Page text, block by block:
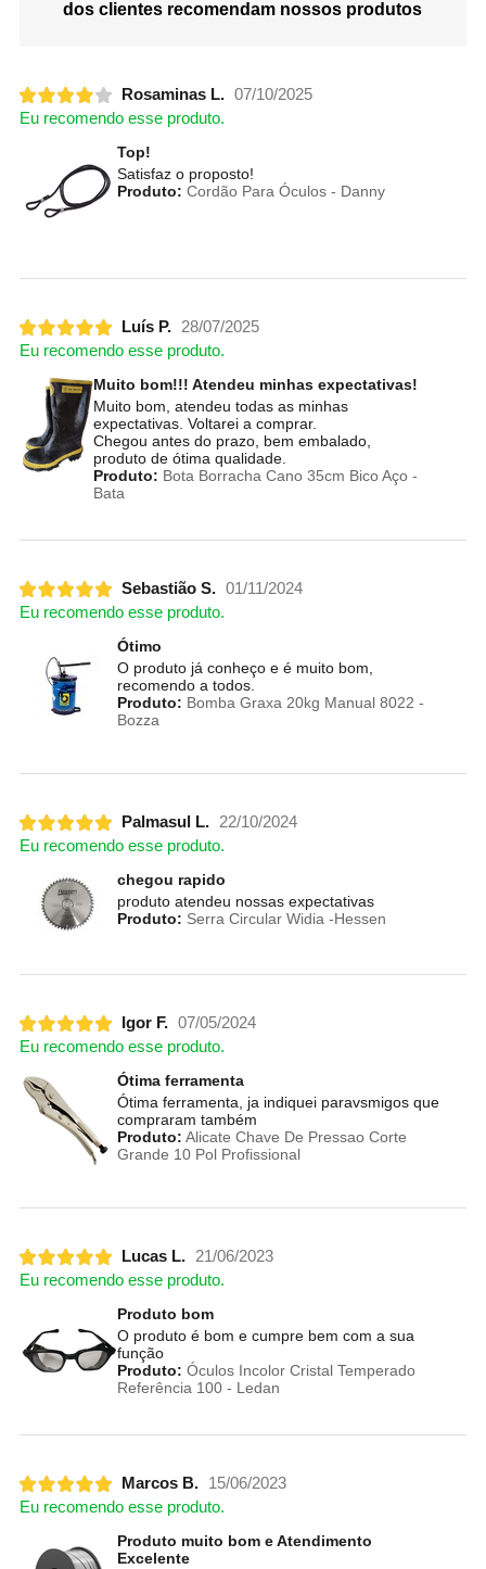
dos clientes recomendam nossos produtos
Rosaminas L. 07/10/2025
Eu recomendo esse produto.
Top!
Satisfaz o proposto!
Produto: Cordão Para Óculos - Danny
Luís P. 28/07/2025
Eu recomendo esse produto.
Muito bom!!! Atendeu minhas expectativas!
Muito bom, atendeu todas as minhas
expectativas. Voltarei a comprar.
Chegou antes do prazo, bem embalado,
produto de ótima qualidade.
Produto: Bota Borracha Cano 35cm Bico Aço -
Bata
Sebastião S. 01/11/2024
Eu recomendo esse produto.
Ótimo
O produto já conheço e é muito bom,
recomendo a todos.
Produto: Bomba Graxa 20kg Manual 8022 -
Bozza
Palmasul L. 22/10/2024
Eu recomendo esse produto.
chegou rapido
produto atendeu nossas expectativas
Produto: Serra Circular Widia -Hessen
Igor F. 07/05/2024
Eu recomendo esse produto.
Ótima ferramenta
Ótima ferramenta, ja indiquei paravsmigos que
compraram também
Produto: Alicate Chave De Pressao Corte
Grande 10 Pol Profissional
Lucas L. 21/06/2023
Eu recomendo esse produto.
Produto bom
O produto é bom e cumpre bem com a sua
função
Produto: Óculos Incolor Cristal Temperado
Referência 100 - Ledan
Marcos B.
15/06/2023
Eu recomendo esse produto.
Produto muito bom e Atendimento
Excelente